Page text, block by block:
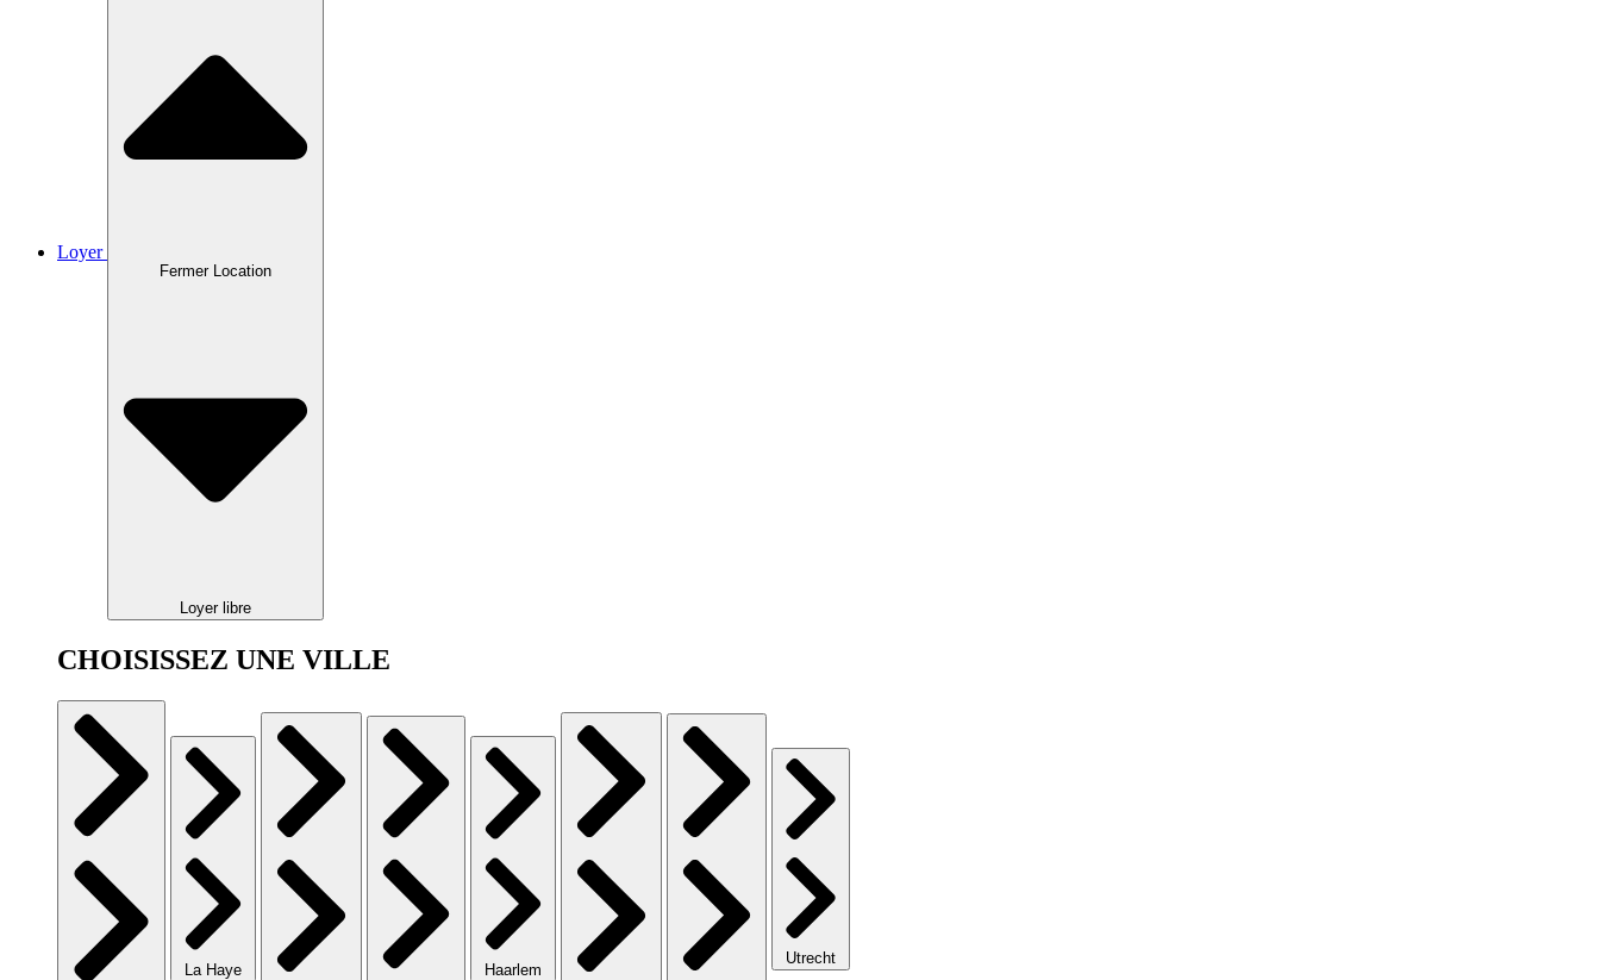
Loyer
Fermer Location
Loyer libre
CHOISISSEZ UNE VILLE
La Haye
Haarlem
Utrecht